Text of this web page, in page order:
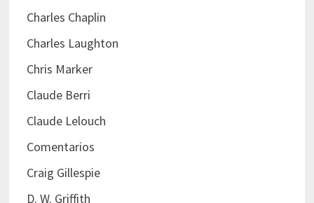
Charles Chaplin
Charles Laughton
Chris Marker
Claude Berri
Claude Lelouch
Comentarios
Craig Gillespie
D. W. Griffith